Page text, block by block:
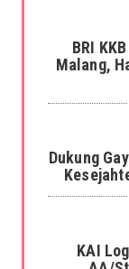
BRI
Malang,
Dukung
KAI